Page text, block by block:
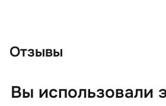
Отзывы
Вы использовали